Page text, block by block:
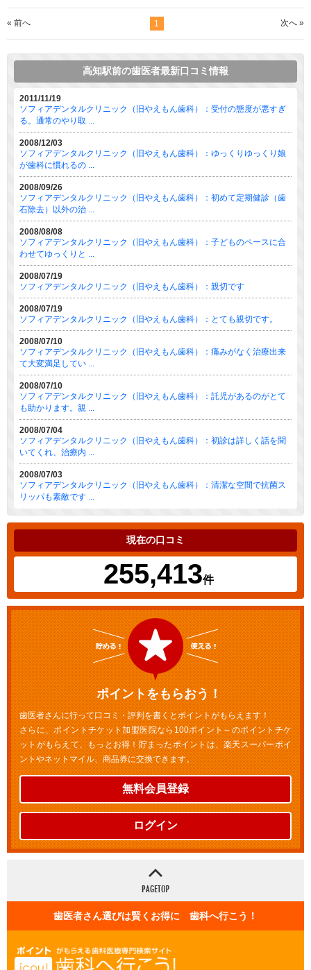
« 前へ 1 次へ »
高知駅前の歯医者最新口コミ情報
2011/11/19
ソフィアデンタルクリニック（旧やえもん歯科）：受付の態度が悪すぎ
る。通常のやり取 ...
2008/12/03
ソフィアデンタルクリニック（旧やえもん歯科）：ゆっくりゆっくり娘
が歯科に慣れるの ...
2008/09/26
ソフィアデンタルクリニック（旧やえもん歯科）：初めて定期健診（歯
石除去）以外の治 ...
2008/08/08
ソフィアデンタルクリニック（旧やえもん歯科）：子どものペースに合
わせてゆっくりと ...
2008/07/19
ソフィアデンタルクリニック（旧やえもん歯科）：親切です
2008/07/19
ソフィアデンタルクリニック（旧やえもん歯科）：とても親切です。
2008/07/10
ソフィアデンタルクリニック（旧やえもん歯科）：痛みがなく治療出来
て大変満足してい ...
2008/07/10
ソフィアデンタルクリニック（旧やえもん歯科）：託児があるのがとて
も助かります。親 ...
2008/07/04
ソフィアデンタルクリニック（旧やえもん歯科）：初診は詳しく話を聞
いてくれ、治療内 ...
2008/07/03
ソフィアデンタルクリニック（旧やえもん歯科）：清潔な空間で抗菌ス
リッパも素敵です ...
現在の口コミ
255,413件
ポイントをもらおう！
歯医者さんに行って口コミ・評判を書くとポイントがもらえます！
さらに、ポイントチケット加盟医院なら100ポイント～のポイントチケ
ットがもらえて、もっとお得！貯まったポイントは、楽天スーパーポイ
ントやネットマイル、商品券に交換できます。
無料会員登録
ログイン
歯医者さん選びは賢くお得に 歯科へ行こう！